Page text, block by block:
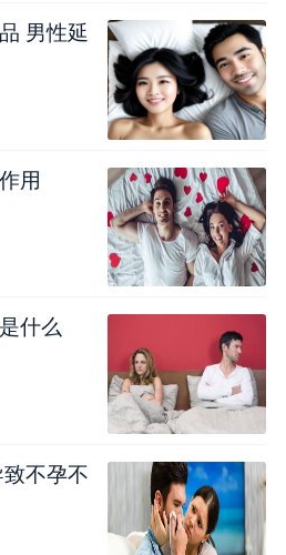
男性延
用
什么
不孕不